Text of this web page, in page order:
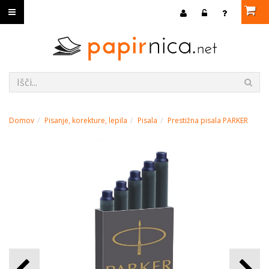
Domov Pisanje, korekture, lepila Pisala Prestižna pisala PARKER